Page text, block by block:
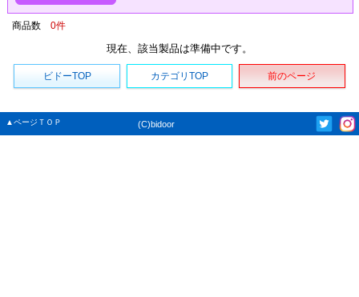
商品数 0件
現在、該当製品は準備中です。
ビドーTOP カテゴリTOP 前のページ
▲ページＴＯＰ (C)bidoor